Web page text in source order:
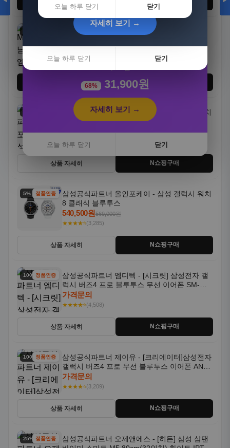
MAKEFGE 남성용 뉴욕 엠블럼 자수 & 워시드
★★★★☆ (3,501)
테무인기 →
삼성공식파트너 올인포케이 - 삼성 갤럭시 워치
8 블루투스 40mm
398,000원419,000원
★★★★⭐(3,457)
상품 자세히 N쇼핑구매
5% 할인정품인증
삼성공식파트너 올인포케이 - 삼성 갤럭시 워치
8 클래식 블루투스
540,500원569,000원
★★★★⭐(3,285)
상품 자세히 N쇼핑구매
100% 할인
정품인증
삼성공식파트너 엠디텍 - [시크릿] 삼성전자 갤
럭시 버즈4 프로 블루투스 무선 이어폰 SM-
R640N
가격문의
★★★★⭐(4,508)
상품 자세히 N쇼핑구매
100% 할인
정품인증
삼성공식파트너 제이유 - [크리에이터]삼성전자
갤럭시 버즈4 프로 무선 블루투스 이어폰 ANC
SM-R640N
가격문의
★★★★⭐(3,209)
상품 자세히 N쇼핑구매
25% 할인정품인증
삼성공식파트너 오제앤에스 - [히든] 삼성 삼탠
오늘 하루 닫기 닫기
68% 31,900원
자세히 보기 →
오늘 하루 닫기 닫기
자세히 보기 →
오늘 하루 닫기 닫기